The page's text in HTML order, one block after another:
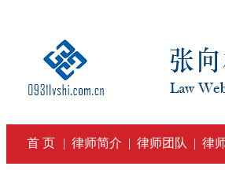
首 页 | 律师简介 | 律师团队 | 律